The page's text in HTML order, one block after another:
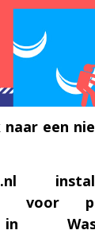
een
voor